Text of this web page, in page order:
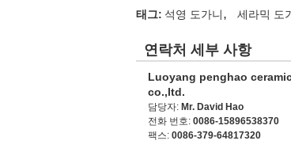
태그: 석영 도가니, 세라믹 도
연락처 세부 사항
Luoyang penghao
co.,ltd.
담당자: Mr. David Hao
전화 번호: 0086-15896538370
팩스: 0086-379-64817320